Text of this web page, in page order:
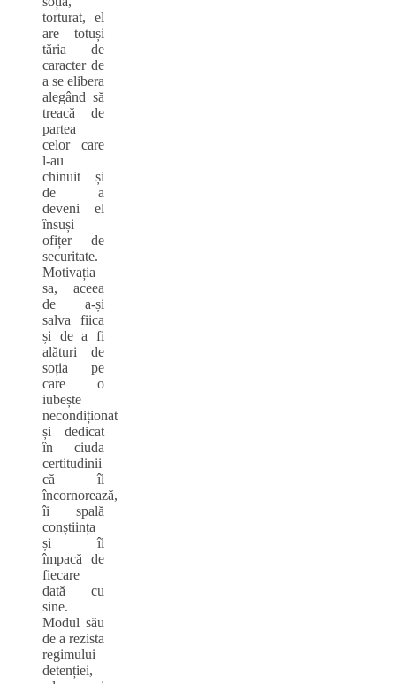
torturat, el
are totuși
tăria de
caracter de
a se elibera
alegând să
treacă de
partea
celor care
l-au
chinuit și
de a
deveni el
însuși
ofițer de
securitate.
Motivația
sa, aceea
de a-și
salva fiica
și de a fi
alături de
soția pe
care o
iubește
necondiționat
și dedicat
în ciuda
certitudinii
că îl
încornorează,
îi spală
conștiința
și îl
împacă de
fiecare
dată cu
sine.
Modul său
de a rezista
regimului
detenției,